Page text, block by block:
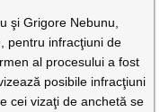
şi Grigore Nebunu,
pentru infracţiuni de
al procesului a fost
posibile infracţiuni
cei vizaţi de anchetă se